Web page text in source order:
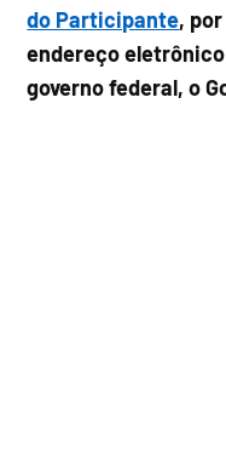
do Participante,
endereço
governo federal, o